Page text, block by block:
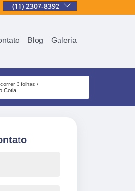
(11) 2307-8392
Blog Galeria
3 folhas
Cotia